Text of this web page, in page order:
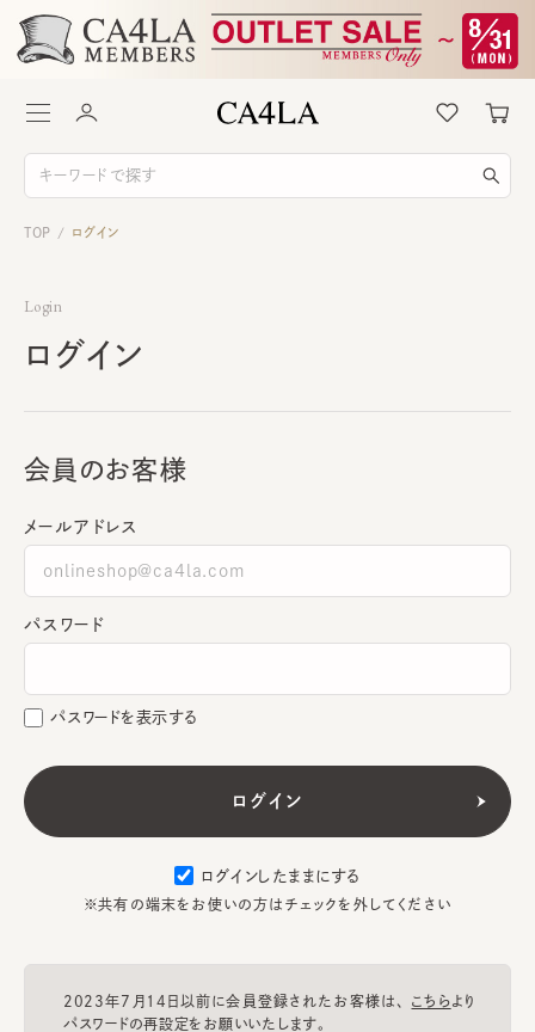
TOP / ログイン
Login
ログイン
会員のお客様
メールアドレス
パスワード
パスワードを表示する
ログインしたままにする
※共有の端末をお使いの方はチェックを外してください
2023年7月14日以前に会員登録されたお客様は、 こちらより
パスワードの再設定をお願いいたします。